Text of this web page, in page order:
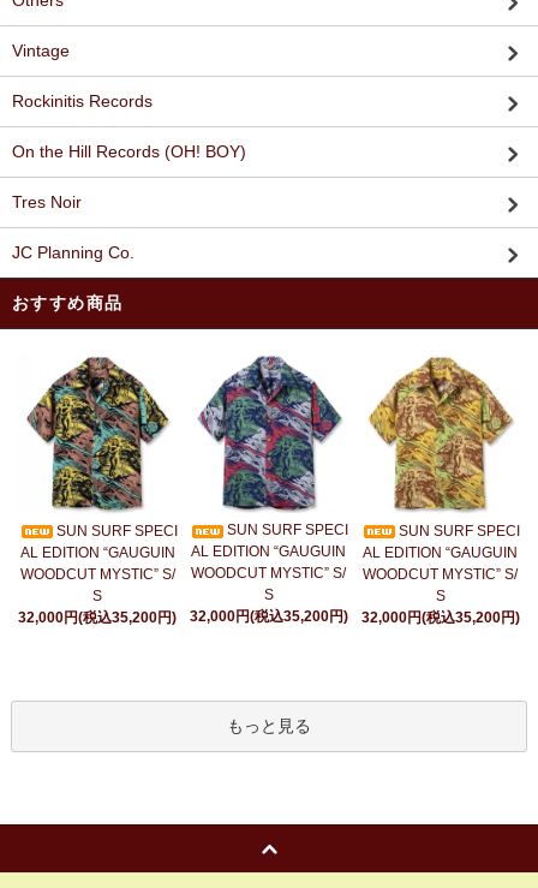
Vintage
Rockinitis Records
On the Hill Records (OH! BOY)
Tres Noir
JC Planning Co.
おすすめ商品
SUN SURF SPECI
AL EDITION “GAUGUIN
WOODCUT MYSTIC” S/
S
32,000円(税込35,200円)
SUN SURF SPECI
AL EDITION “GAUGUIN
WOODCUT MYSTIC” S/
S
32,000円(税込35,200円)
SUN SURF SPECI
AL EDITION “GAUGUIN
WOODCUT MYSTIC” S/
S
32,000円(税込35,200円)
もっと見る